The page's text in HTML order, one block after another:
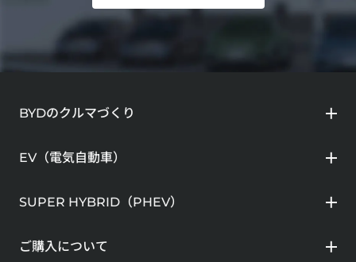
BYDのクルマづくり
EV（電気自動車）
SUPER HYBRID（PHEV）
ご購入について